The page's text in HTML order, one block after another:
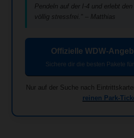
Pendeln auf der I-4 und erlebt
völlig stressfrei." – Matthias
Offizielle WDW-
Sichere dir die besten Pakete
Nur auf der Suche nach
reinen Park-